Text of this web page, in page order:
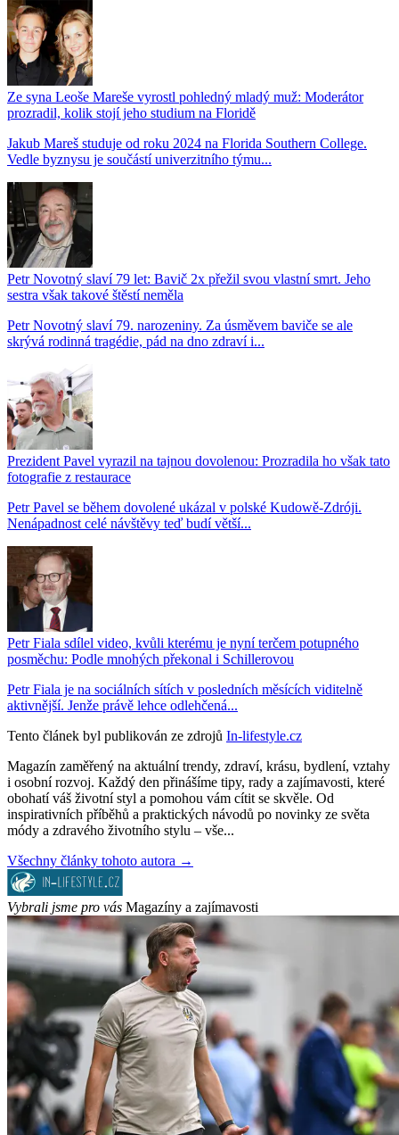
Ze syna Leoše Mareše vyrostl pohledný mladý muž: Moderátor
prozradil, kolik stojí jeho studium na Floridě
Jakub Mareš studuje od roku 2024 na Florida Southern College.
Vedle byznysu je součástí univerzitního týmu...
Petr Novotný slaví 79 let: Bavič 2x přežil svou vlastní smrt. Jeho
sestra však takové štěstí neměla
Petr Novotný slaví 79. narozeniny. Za úsměvem baviče se ale
skrývá rodinná tragédie, pád na dno zdraví i...
Prezident Pavel vyrazil na tajnou dovolenou: Prozradila ho však tato
fotografie z restaurace
Petr Pavel se během dovolené ukázal v polské Kudowě-Zdróji.
Nenápadnost celé návštěvy teď budí větší...
Petr Fiala sdílel video, kvůli kterému je nyní terčem potupného
posměchu: Podle mnohých překonal i Schillerovou
Petr Fiala je na sociálních sítích v posledních měsících viditelně
aktivnější. Jenže právě lehce odlehčená...
Tento článek byl publikován ze zdrojů In-lifestyle.cz
Magazín zaměřený na aktuální trendy, zdraví, krásu, bydlení, vztahy
i osobní rozvoj. Každý den přinášíme tipy, rady a zajímavosti, které
obohatí váš životní styl a pomohou vám cítit se skvěle. Od
inspirativních příběhů a praktických návodů po novinky ze světa
módy a zdravého životního stylu – vše...
Všechny články tohoto autora →
Vybrali jsme pro vás Magazíny a zajímavosti